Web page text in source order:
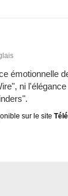
émotionnelle
ni
sur le site